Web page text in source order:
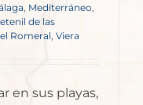
, Mediterráneo
de las
Romeral, Viera
en sus playas,